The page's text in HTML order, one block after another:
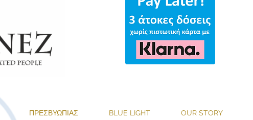
ΠΡΕΣΒΥΩΠΙΑΣ BLUE LIGHT OUR STORY